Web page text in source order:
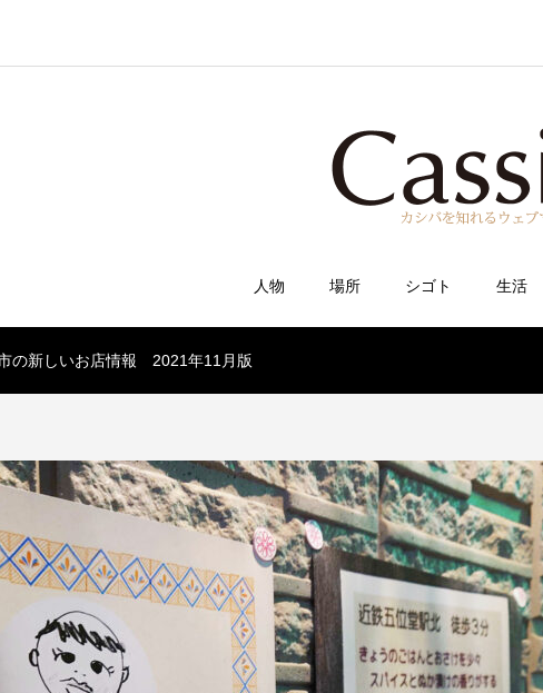
人物 場所 シゴト 生活
の新しいお店情報 2021年11月版